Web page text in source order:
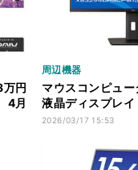
円
4月
周辺機器
マウスコンピュ
液晶ディスプレ
XB3294UHSCP-
2026/03/17 15:53